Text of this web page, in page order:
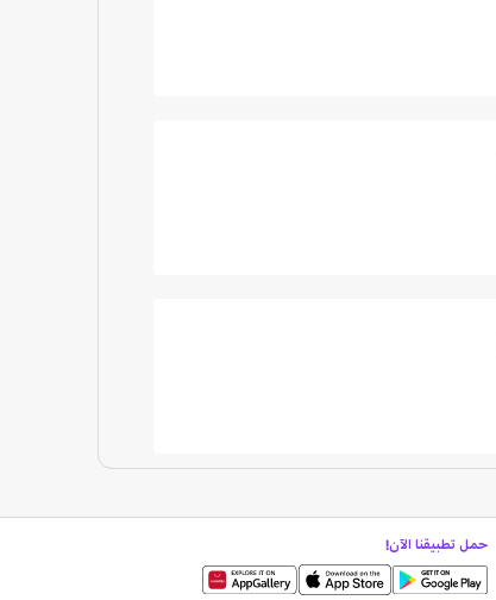
حمل تطبيقنا الآن!